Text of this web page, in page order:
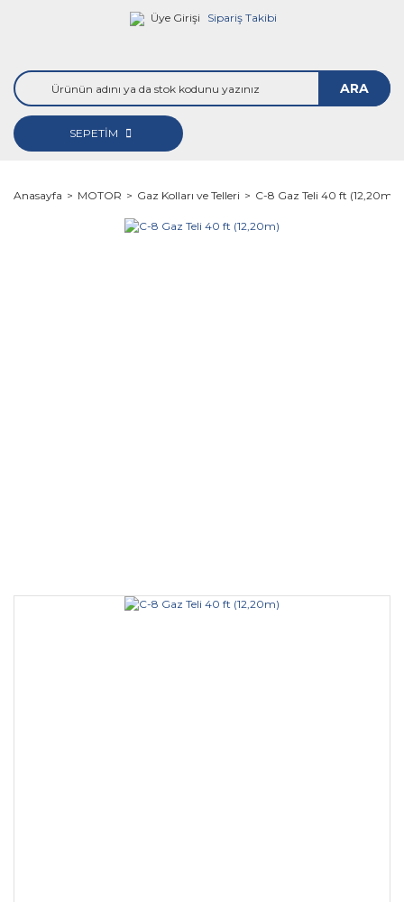
Üye Girişi Sipariş Takibi
ARA
SEPETİM
Anasayfa MOTOR Gaz Kolları ve Telleri C-8 Gaz Teli 40 ft (12,20m)